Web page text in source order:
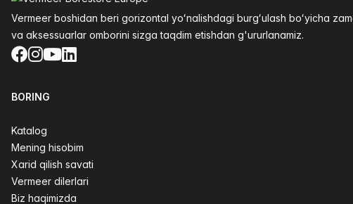
Vermeer boshidan beri gorizontal yoʻnalishdagi burgʻulash boʻyicha
va aksessuarlar omborini sizga taqdim etishdan g'ururlanamiz.
Facebook
Instagram
YouTube
LinkedIn
BORING
Katalog
Mening hisobim
Xarid qilish savati
Vermeer dilerlari
Biz haqimizda